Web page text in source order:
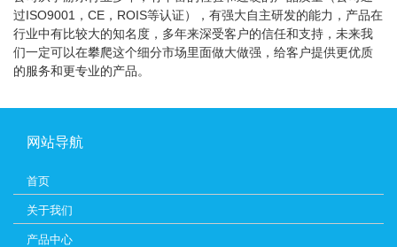
过ISO9001，CE，ROIS等认证），有强大自主研发的能力，产品在
行业中有比较大的知名度，多年来深受客户的信任和支持，未来我
们一定可以在攀爬这个细分市场里面做大做强，给客户提供更优质
的服务和更专业的产品。
网站导航
首页
关于我们
产品中心